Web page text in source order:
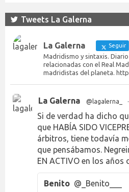
Tweets La Galerna
La Galerna Seguir
Madridismo y sintaxis.
relacionadas con el Real
madridistas del planeta.
La Galerna @lagalerna_ ·
Si de verdad ha dicho
que HABÍA SIDO
árbitros, tiene todavía
que pensábamos.
EN ACTIVO en los
Benito @_Benito___